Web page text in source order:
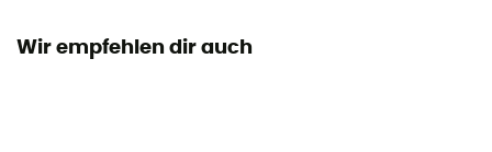
Wir empfehlen dir auch